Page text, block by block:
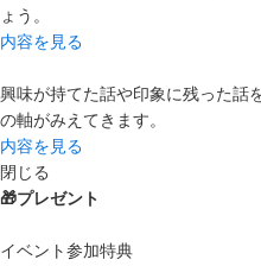
ょう。
内容を見る
興味が持てた話や印象に残った話
の軸がみえてきます。
内容を見る
閉じる
🎁プレゼント
イベント参加特典